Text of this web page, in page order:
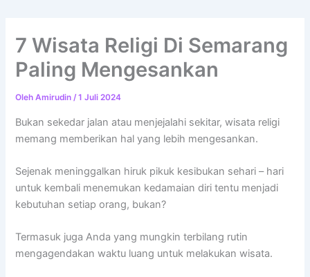
7 Wisata Religi Di Semarang
Paling Mengesankan
OlehAmirudin/1 Juli 2024
Bukan sekedar jalan atau menjejalahi sekitar, wisata religi
memang memberikan hal yang lebih mengesankan.
Sejenak meninggalkan hiruk pikuk kesibukan sehari – hari
untuk kembali menemukan kedamaian diri tentu menjadi
kebutuhan setiap orang, bukan?
Termasuk juga Anda yang mungkin terbilang rutin
mengagendakan waktu luang untuk melakukan wisata.